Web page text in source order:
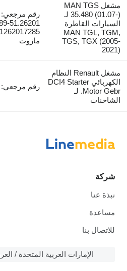
مشغل MAN TGS
35.480 (01.07-) لـ
السيارات القاطرة
MAN TGL, TGM,
TGS, TGX (2005-
2021)
مازوت
مشغل Renault النظام
الكهربائي DCI4 Starter
Motor Gebr. لـ
الشاحنات
رقم مرجعي:
شركة
نبذة عنا
مساعدة
للاتصال بنا
الإمارات العربية المتحدة /